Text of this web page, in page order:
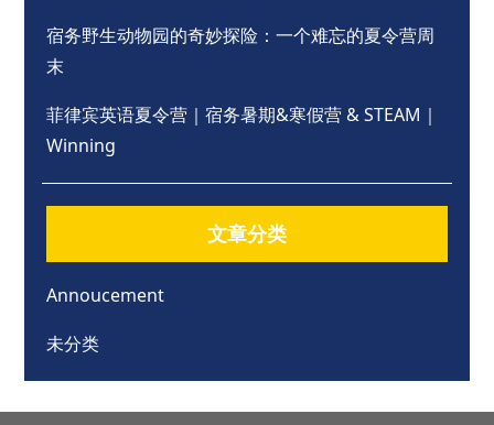
宿务野生动物园的奇妙探险：一个难忘的夏令营周
末
菲律宾英语夏令营｜宿务暑期&寒假营 & STEAM｜
Winning
文章分类
Annoucement
未分类